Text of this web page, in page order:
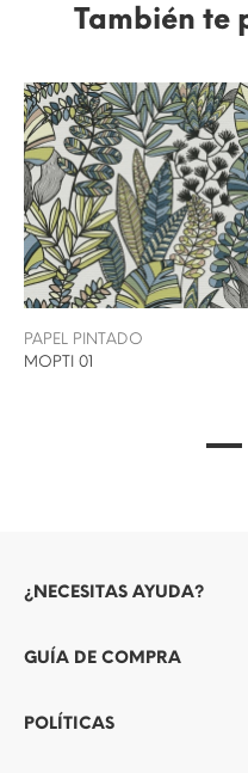
También te
PAPEL PINTADO
MOPTI 01
¿NECESITAS AYUDA?
GUÍA DE COMPRA
POLÍTICAS